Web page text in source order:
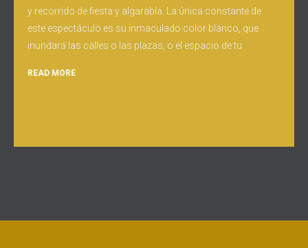
y recorrido de fiesta y algarabía. La única constante de
este espectáculo es su inmaculado color blanco, que
inundará las calles o las plazas, o el espacio de tu
READ MORE